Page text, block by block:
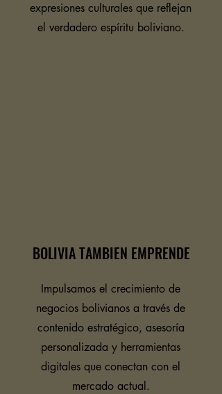
expresiones culturales que reflejan
el verdadero espíritu boliviano.
BOLIVIA TAMBIEN EMPRENDE
Impulsamos el crecimiento de
negocios bolivianos a través de
contenido estratégico, asesoría
personalizada y herramientas
digitales que conectan con el
mercado actual.